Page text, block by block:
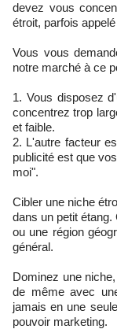
devez vous
étroit, parfois
Vous vous
notre marché à ce
Vous disposez
concentrez trop
et faible.
L'autre facteur
publicité est que
moi".
Cibler une niche
dans un petit
ou une région
général.
Dominez une
de même avec
jamais en une
pouvoir marketing.